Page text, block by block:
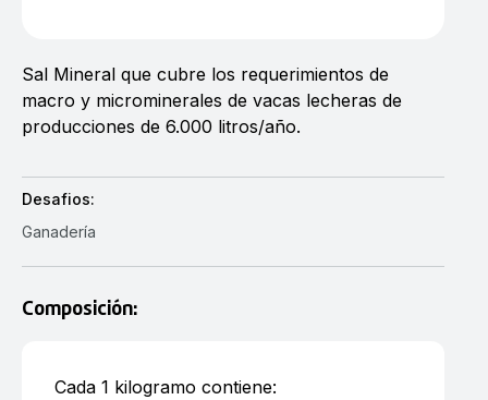
Sal Mineral que cubre los requerimientos de
macro y microminerales de vacas lecheras de
producciones de 6.000 litros/año.
Desafios:
Ganadería
Composición:
Cada 1 kilogramo contiene: